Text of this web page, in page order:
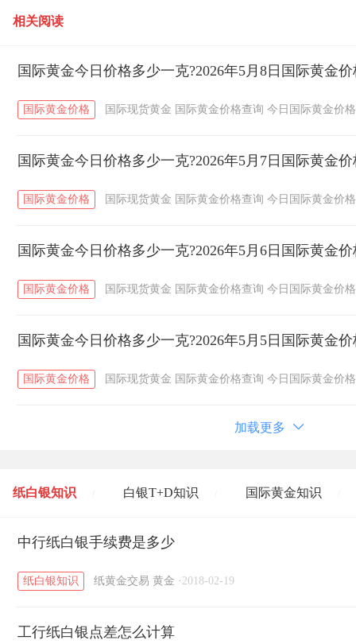
相关阅读
国际黄金今日价格多少一克?2026年5月8日国际黄金
国际黄金价格 国际现货黄金 国际黄金价格查询 今日国际黄金价格
国际黄金今日价格多少一克?2026年5月7日国际黄金
国际黄金价格 国际现货黄金 国际黄金价格查询 今日国际黄金价格
国际黄金今日价格多少一克?2026年5月6日国际黄金
国际黄金价格 国际现货黄金 国际黄金价格查询 今日国际黄金价格
国际黄金今日价格多少一克?2026年5月5日国际黄金
国际黄金价格 国际现货黄金 国际黄金价格查询 今日国际黄金价格
加载更多
纸白银知识 白银T+D知识 国际黄金知识
黄金T+D知识 / 粤贵银知识
中行纸白银手续费是多少
纸白银知识 纸黄金交易 黄金 · 2018-02-19
工行纸白银点差怎么计算